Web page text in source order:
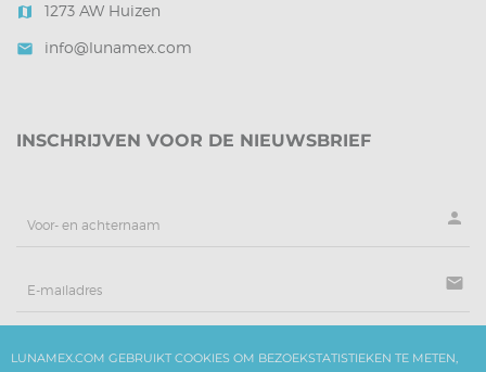
map 1273 AW Huizen
mail info@lunamex.com
INSCHRIJVEN VOOR DE NIEUWSBRIEF
person
mail
LUNAMEX.COM GEBRUIKT COOKIES OM BEZOEKSTATISTIEKEN TE METEN,